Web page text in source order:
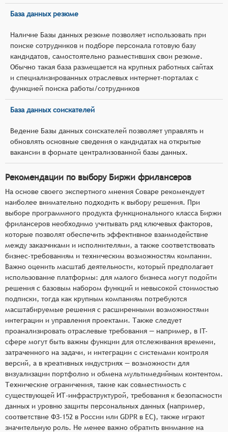
База данных резюме
Наличие Базы данных резюме позволяет использовать при
поиске сотрудников и подборе персонала готовую базу
кандидатов, самостоятельно разместивших свои резюме.
Обычно такая база размещается на крупных работных сайтах
и специализированных отраслевых интернет-порталах с
функцией поиска работы/сотрудников
База данных соискателей
Ведение Базы данных соискателей позволяет управлять и
обновлять основные сведения о кандидатах на открытые
вакансии в формате централизованной базы данных.
Рекомендации по выбору Биржи фрилансеров
На основе своего экспертного мнения Соваре рекомендует
наиболее внимательно подходить к выбору решения. При
выборе программного продукта функционального класса Биржи
фрилансеров необходимо учитывать ряд ключевых факторов,
которые позволят обеспечить эффективное взаимодействие
между заказчиками и исполнителями, а также соответствовать
бизнес-требованиям и техническим возможностям компании.
Важно оценить масштаб деятельности, который предполагает
использование платформы: для малого бизнеса могут подойти
решения с базовым набором функций и невысокой стоимостью
подписки, тогда как крупным компаниям потребуются
масштабируемые решения с расширенными возможностями
интеграции и управления проектами. Также следует
проанализировать отраслевые требования — например, в IT-
сфере могут быть важны функции для отслеживания времени,
затраченного на задачи, и интеграции с системами контроля
версий, а в креативных индустриях — возможности для
визуализации портфолио и обмена мультимедийным контентом.
Технические ограничения, такие как совместимость с
существующей ИТ-инфраструктурой, требования к безопасности
данных и уровню защиты персональных данных (например,
соответствие ФЗ-152 в России или GDPR в ЕС), также играют
значительную роль. Не менее важно обратить внимание на